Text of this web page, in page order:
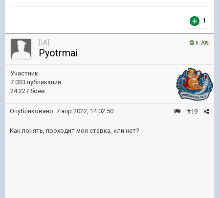
1
5 705
[IA]
Pyotrmai
Участник
7 033 публикации
24 227 боёв
#19
Опубликовано: 7 апр 2022, 14:02:50
Как понять, проходит моя ставка, или нет?